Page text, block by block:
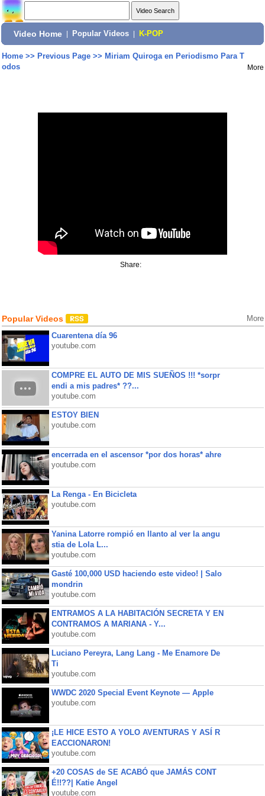
Video Home Popular Videos K-POP
Home>> Previous Page>> Miriam Quiroga en Periodismo Para T
odos
More
Share:
Popular Videos More
Cuarentena día 96
youtube.com
COMPRE EL AUTO DE MIS SUEÑOS !!! *sorpr
endi a mis padres* ??...
youtube.com
ESTOY BIEN
youtube.com
encerrada en el ascensor *por dos horas* ahre
youtube.com
La Renga - En Bicicleta
youtube.com
Yanina Latorre rompió en llanto al ver la angu
stia de Lola L...
youtube.com
Gasté 100,000 USD haciendo este video! | Salo
mondrin
youtube.com
ENTRAMOS A LA HABITACIÓN SECRETA Y EN
CONTRAMOS A MARIANA - Y...
youtube.com
Luciano Pereyra, Lang Lang - Me Enamore De
Ti
youtube.com
WWDC 2020 Special Event Keynote — Apple
youtube.com
¡LE HICE ESTO A YOLO AVENTURAS Y ASÍ R
EACCIONARON!
youtube.com
+20 COSAS de SE ACABÓ que JAMÁS CONT
É!!??| Katie Angel
youtube.com